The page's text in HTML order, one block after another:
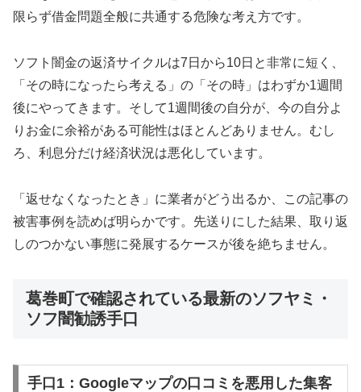
限らず借金問題全般に共通する危険な考え方です。
ソフト闇金の返済サイクルは7日から10日と非常に短く、
「その時になったら考える」の「その時」はわずか1週間
後にやってきます。そして1週間後の自分が、今の自分よ
りお金に余裕がある可能性はほとんどありません。むし
ろ、利息分だけ経済状況は悪化しています。
「返せなくなったとき」に業者がどう出るか、この記事の
被害事例を読めば明らかです。先送りにした結果、取り返
しのつかない事態に発展するケースが後を絶ちません。
葛巻町で確認されている最新のソフヤミ・
ソフ闇勧誘手口
手口1：Googleマップの口コミを悪用した集客